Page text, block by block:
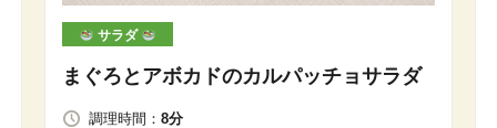
サラダ
まぐろとアボカドのカルパッチョサラダ
調理時間： 8分